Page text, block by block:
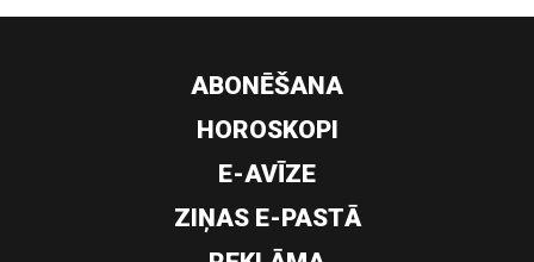
ABONĒŠANA
HOROSKOPI
E-AVĪZE
ZIŅAS E-PASTĀ